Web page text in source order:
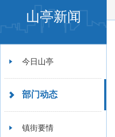
山亭新闻
今日山亭
部门动态
镇街要情